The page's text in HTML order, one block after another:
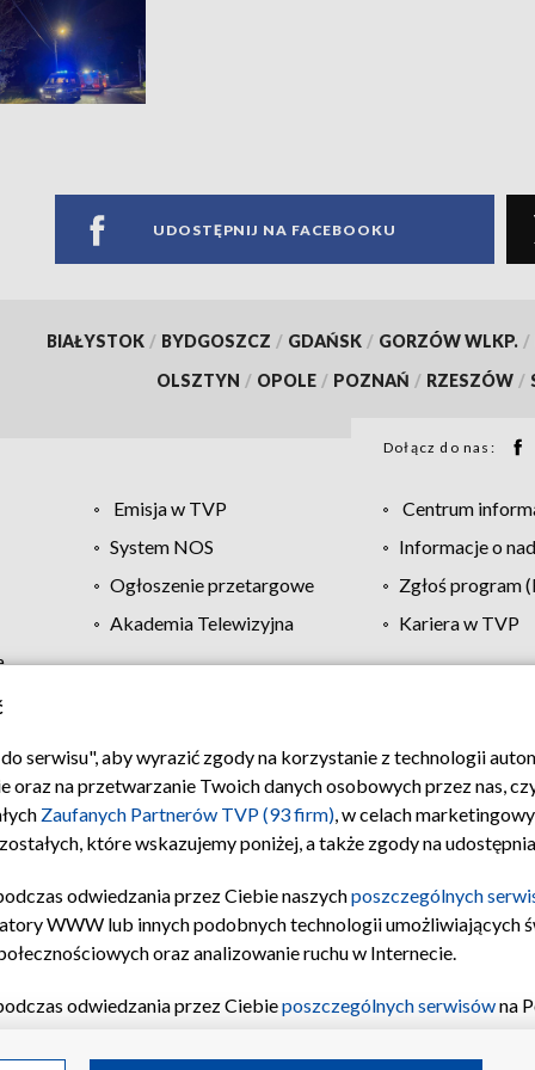
UDOSTĘPNIJ NA FACEBOOKU
BIAŁYSTOK / BYDGOSZCZ / GDAŃSK / GORZÓW WLKP. /
OLSZTYN / OPOLE / POZNAŃ / RZESZÓW /
Dołącz do nas:
Emisja w TVP Centrum
System NOS Informacje o
Ogłoszenie przetargowe Zgłoś program
Akademia Telewizyjna Kariera w TVP
Regulamin TVP Polityka prywatności Moje
serwisu", aby wyrazić zgody na korzystanie z technologii
na przetwarzanie Twoich danych osobowych przez nas,
Zaufanych Partnerów TVP (93 firm), w celach
które wskazujemy poniżej, a także zgody na
odwiedzania przez Ciebie naszychposzczególnych
WWW lub innych podobnych technologii umożliwiających
oraz analizowanie ruchu w Internecie.
odwiedzania przez Ciebieposzczególnych serwisówna
celów i funkcji: przechowywania informacji na